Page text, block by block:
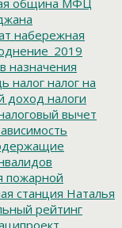
набережная
назначения
налог налог на
доход налоги
вычет
пожарной
станция Наталья
рейтинг